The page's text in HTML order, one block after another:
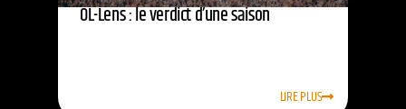
OL-Lens : le verdict d’une saison
LIRE PLUS